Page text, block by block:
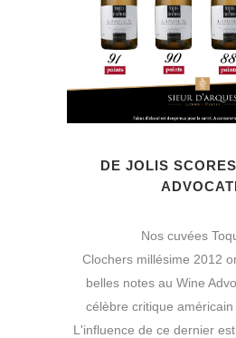
DE JOLIS
Nos cuvées
Clochers millésime 2012
belles notes au Wine
célèbre critique américain
L'influence de ce dernier